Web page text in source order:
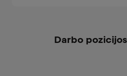
Darbo